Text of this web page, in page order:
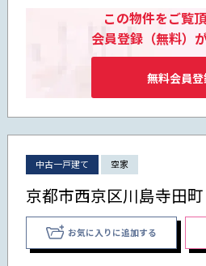
この物件をご覧頂
会員登録（無料）
無料会員
中古一戸建て 空家
京都市西京区川島寺田町
お気に入りに追加する